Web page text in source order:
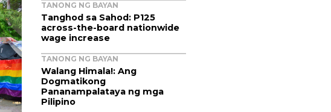
TANONG NG BAYAN
Tanghod sa Sahod: P125
across-the-board nationwide
wage increase
TANONG NG BAYAN
Walang Himala!: Ang
Dogmatikong
Pananampalataya ng mga
Pilipino